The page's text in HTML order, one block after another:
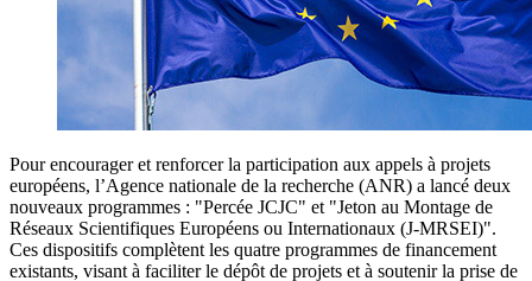
Pour encourager et renforcer la participation aux appels à projets
européens, l’Agence nationale de la recherche (ANR) a lancé deux
nouveaux programmes : "Percée JCJC" et "Jeton au Montage de
Réseaux Scientifiques Européens ou Internationaux (J-MRSEI)".
Ces dispositifs complètent les quatre programmes de financement
existants, visant à faciliter le dépôt de projets et à soutenir la prise de